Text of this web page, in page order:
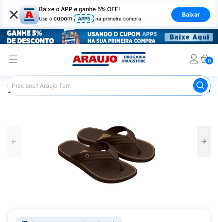
× Baixe o APP e ganhe 5% OFF!
Use o cupom APP5 na primeira compra
Baixar
0
Araujo Mercado Calçados e